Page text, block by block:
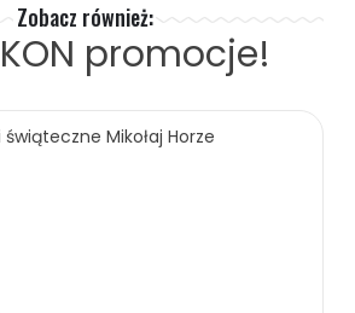
Zobacz również:
promocje!
świąteczne Mikołaj Horze